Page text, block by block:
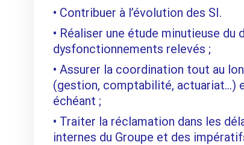
Contribuer à l’évolution des SI.
Réaliser une étude minutieuse
dysfonctionnements relevés ;
Assurer la coordination tout au
(gestion, comptabilité, actuariat…)
échéant ;
Traiter la réclamation dans les
internes du Groupe et des